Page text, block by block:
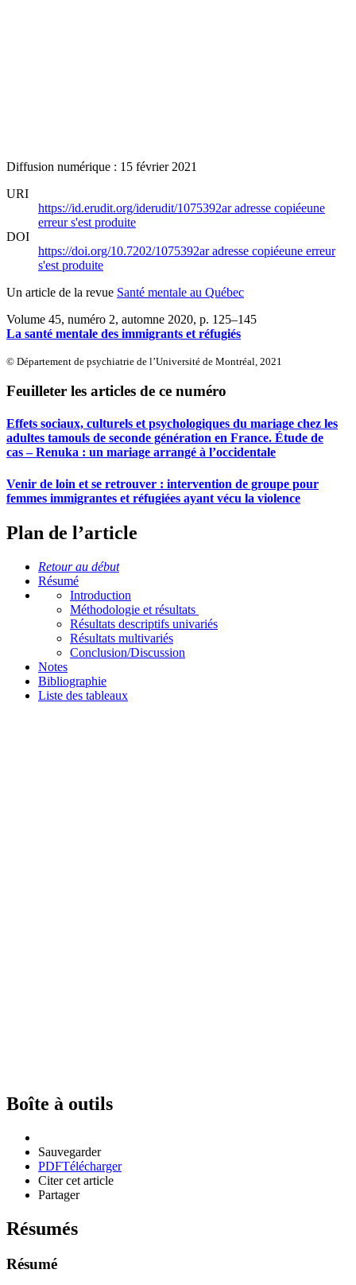
Diffusion numérique : 15 février 2021
URI
https://id.erudit.org/iderudit/1075392aradresse copiéeune
erreur s'est produite
DOI
https://doi.org/10.7202/1075392aradresse copiéeune erreur
s'est produite
Un article de la revue Santé mentale au Québec
Volume 45, numéro 2, automne 2020, p. 125–145
La santé mentale des immigrants et réfugiés
© Département de psychiatrie de l’Université de Montréal, 2021
Feuilleter les articles de ce numéro
Effets sociaux, culturels et psychologiques du mariage chez les
adultes tamouls de seconde génération en France. Étude de
cas – Renuka : un mariage arrangé à l’occidentale
Venir de loin et se retrouver : intervention de groupe pour
femmes immigrantes et réfugiées ayant vécu la violence
Plan de l’article
Retour au début
Résumé
Introduction
Méthodologie et résultats
Résultats descriptifs univariés
Résultats multivariés
Conclusion/Discussion
Notes
Bibliographie
Liste des tableaux
Boîte à outils
Sauvegarder
PDFTélécharger
Citer cet article
Partager
Résumés
Résumé